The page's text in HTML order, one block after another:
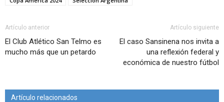
Artículo anterior
El Club Atlético San Telmo es
mucho más que un petardo
Artículo siguiente
El caso Sansinena nos invita a
una reflexión federal y
económica de nuestro fútbol
Artículo relacionados